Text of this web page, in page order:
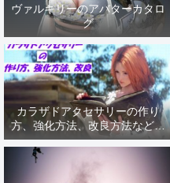
ヴァルキリーのアバターカタロ
グ
カラザドアクセサリーの作り
方、強化方法、改良方法などま
とめ【黒い砂漠冒険日誌１４１